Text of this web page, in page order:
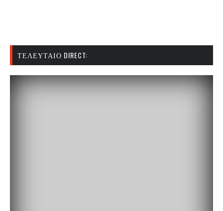
ΤΕΛΕΥΤΑΊΟ DIRECT: